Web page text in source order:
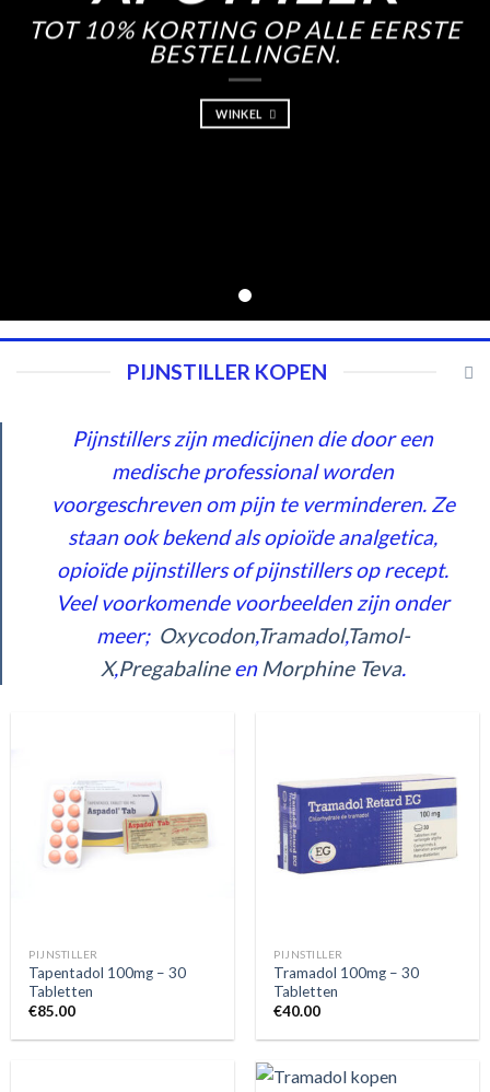
TOT 10% KORTING OP ALLE EERSTE
BESTELLINGEN.
WINKEL
PIJNSTILLER KOPEN
Pijnstillers zijn medicijnen die door een
medische professional worden
voorgeschreven om pijn te verminderen. Ze
staan ​​ook bekend als opioïde analgetica,
opioïde pijnstillers of pijnstillers op recept.
Veel voorkomende voorbeelden zijn onder
meer; Oxycodon,Tramadol,Tamol-
X,Pregabalineen Morphine Teva.
PIJNSTILLER
Tapentadol 100mg – 30
Tabletten
€85.00
PIJNSTILLER
Tramadol 100mg – 30
Tabletten
€40.00